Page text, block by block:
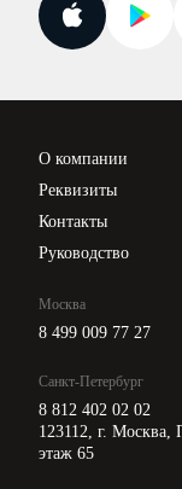
Поиск ответа на вопрос
Новости
О компании
Реквизиты
Контакты
Руководство
Москва
8 499 009 77 27
Санкт-Петербург
8 812 402 02 02
123112, г. Москва,
этаж 65